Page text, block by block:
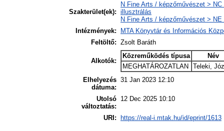
Szakterület(ek):
N Fine Arts / képzőművészet >
illusztrálás
N Fine Arts / képzőművészet >
Intézmények:
MTA Könyvtár és Információs
Feltöltő: Zsolt Baráth
Alkotók:
Közreműködés típusa
Név
MEGHATÁROZATLAN
Teleki,
Elhelyezés
dátuma:
31 Jan 2023 12:10
Utolsó
változtatás:
12 Dec 2025 10:10
URI: https://real-i.mtak.hu/id/eprint/1613